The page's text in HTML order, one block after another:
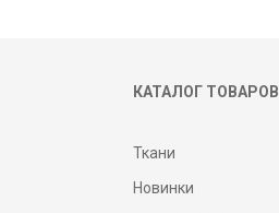
КАТАЛОГ ТОВАРОВ
Ткани
Новинки